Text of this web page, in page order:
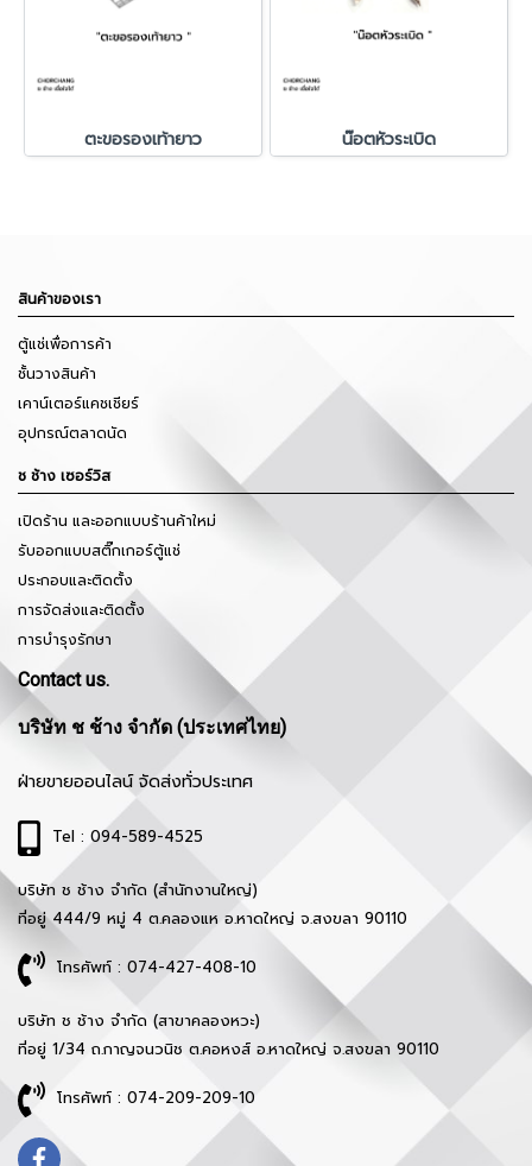
ตะขอรองเท้ายาว น๊อตหัวระเบิด
สินค้าของเรา
ตู้แช่เพื่อการค้า
ชั้นวางสินค้า
เคาน์เตอร์แคชเชียร์
อุปกรณ์ตลาดนัด
ช ช้าง เซอร์วิส
เปิดร้าน และออกแบบร้านค้าใหม่
รับออกแบบสติ๊กเกอร์ตู้แช่
ประกอบและติดตั้ง
การจัดส่งและติดตั้ง
การบำรุงรักษา
Contact us.
บริษัท ช ช้าง จำกัด (ประเทศไทย)
ฝ่ายขายออนไลน์ จัดส่งทั่วประเทศ
Tel : 094-589-4525
บริษัท ช ช้าง จำกัด (สำนักงานใหญ่)
ที่อยู่ 444/9 หมู่ 4 ต.คลองแห อ.หาดใหญ่ จ.สงขลา 90110
โทรศัพท์ : 074-427-408-10
บริษัท ช ช้าง จำกัด (สาขาคลองหวะ)
ที่อยู่ 1/34 ถ.กาญจนวนิช ต.คอหงส์ อ.หาดใหญ่ จ.สงขลา 90110
โทรศัพท์ : 074-209-209-10